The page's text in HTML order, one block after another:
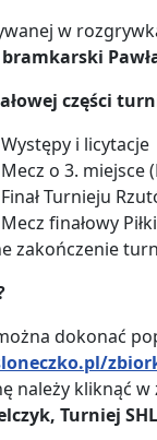
w
części
i licytacje
o 3. miejsce
Turnieju
finałowy
zakończenie
dokonać
należy kliknąć w
Turniej